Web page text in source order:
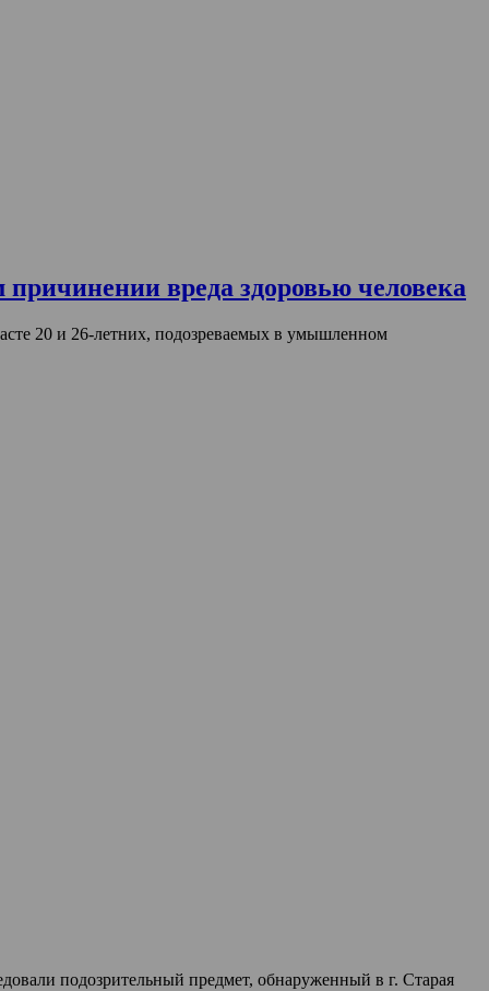
вреда здоровью человека
20 и 26-летних, подозреваемых в умышленном
подозрительный предмет, обнаруженный в г. Старая